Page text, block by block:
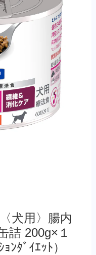
犬用〉腸内
詰 200g×１
ﾝﾀﾞｲｴｯﾄ）